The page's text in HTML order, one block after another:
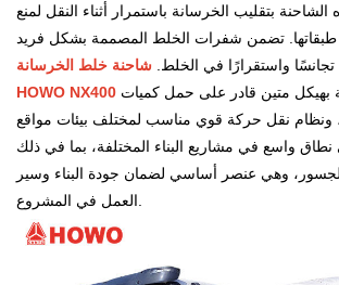
الشاحنة بتقليب الخرسانة باستمرار أثناء النقل لمنع
طبقاتها. تضمن شفرات الخلط المصممة بشكل فريد
واستقرارًا في الخلط. شاحنة خلط الخرسانة
HOWO NX400
ونظام نقل حركة قوي مناسب لمختلف بيئات مواقع
نطاق واسع في مشاريع البناء المختلفة، بما في ذلك
وهي عنصر أساسي لضمان جودة البناء وسير